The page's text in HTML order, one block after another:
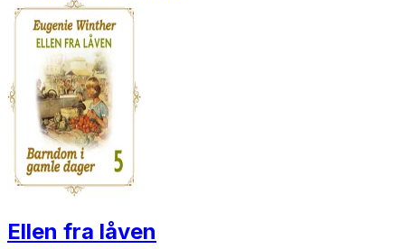
Ellen fra låven